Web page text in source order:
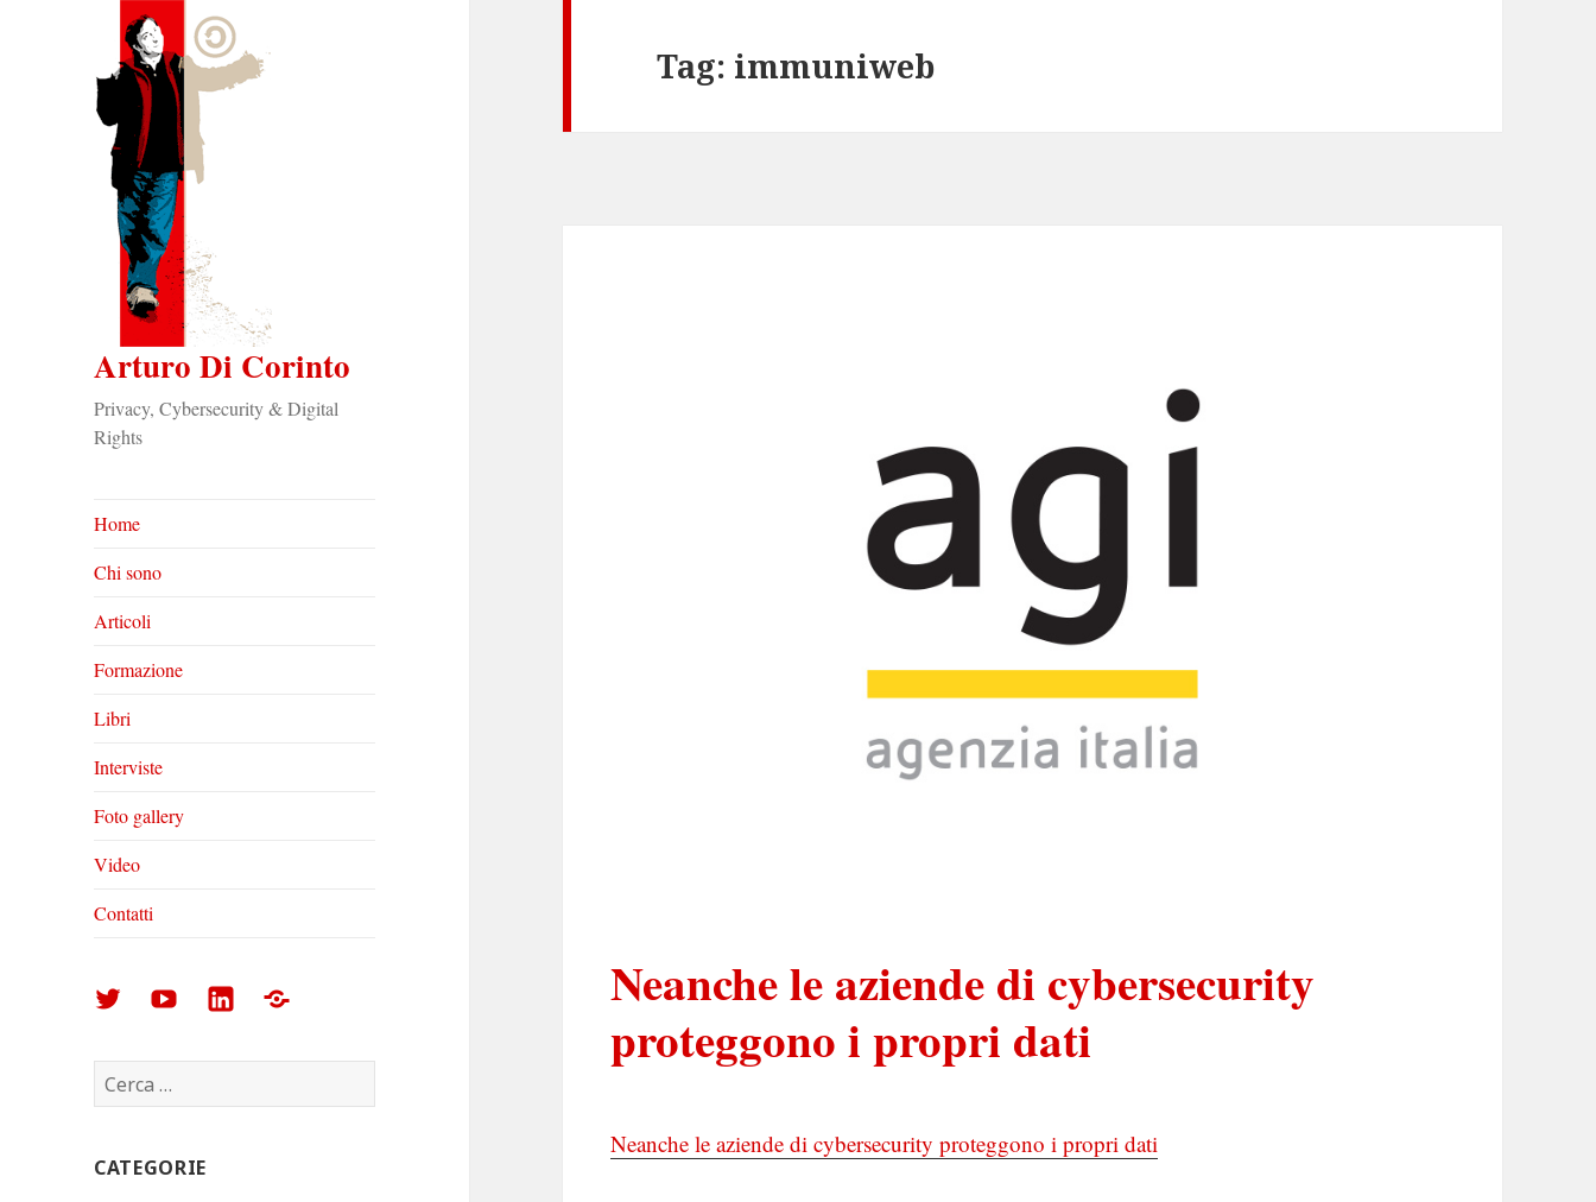
Arturo Di Corinto
Privacy, Cybersecurity & Digital
Rights
Home
Chi sono
Articoli
Formazione
Libri
Interviste
Foto gallery
Video
Contatti
Arturo
Corinto
su
Arturo
Corinto
su
Arturo
su
Foto
Ricerca
per:
CATEGORIE
Tag: immuniweb
Neanche le aziende di cybersecurity
proteggono i propri dati
Neanche le aziende di cybersecurity proteggono i propri dati